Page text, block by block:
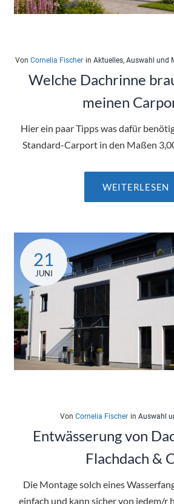
Von Cornelia Fischer in Aktuelles, Auswahl und
Welche Dachrinne
meinen
Hier ein paar Tipps was dafür
Standard-Carport in den Maßen
WEITERLESEN
21
JUNI
Von Cornelia Fischer in Auswahl
Entwässerung von
Flachdach &
Die Montage solch eines
einfach und kann sicher von jedem/r